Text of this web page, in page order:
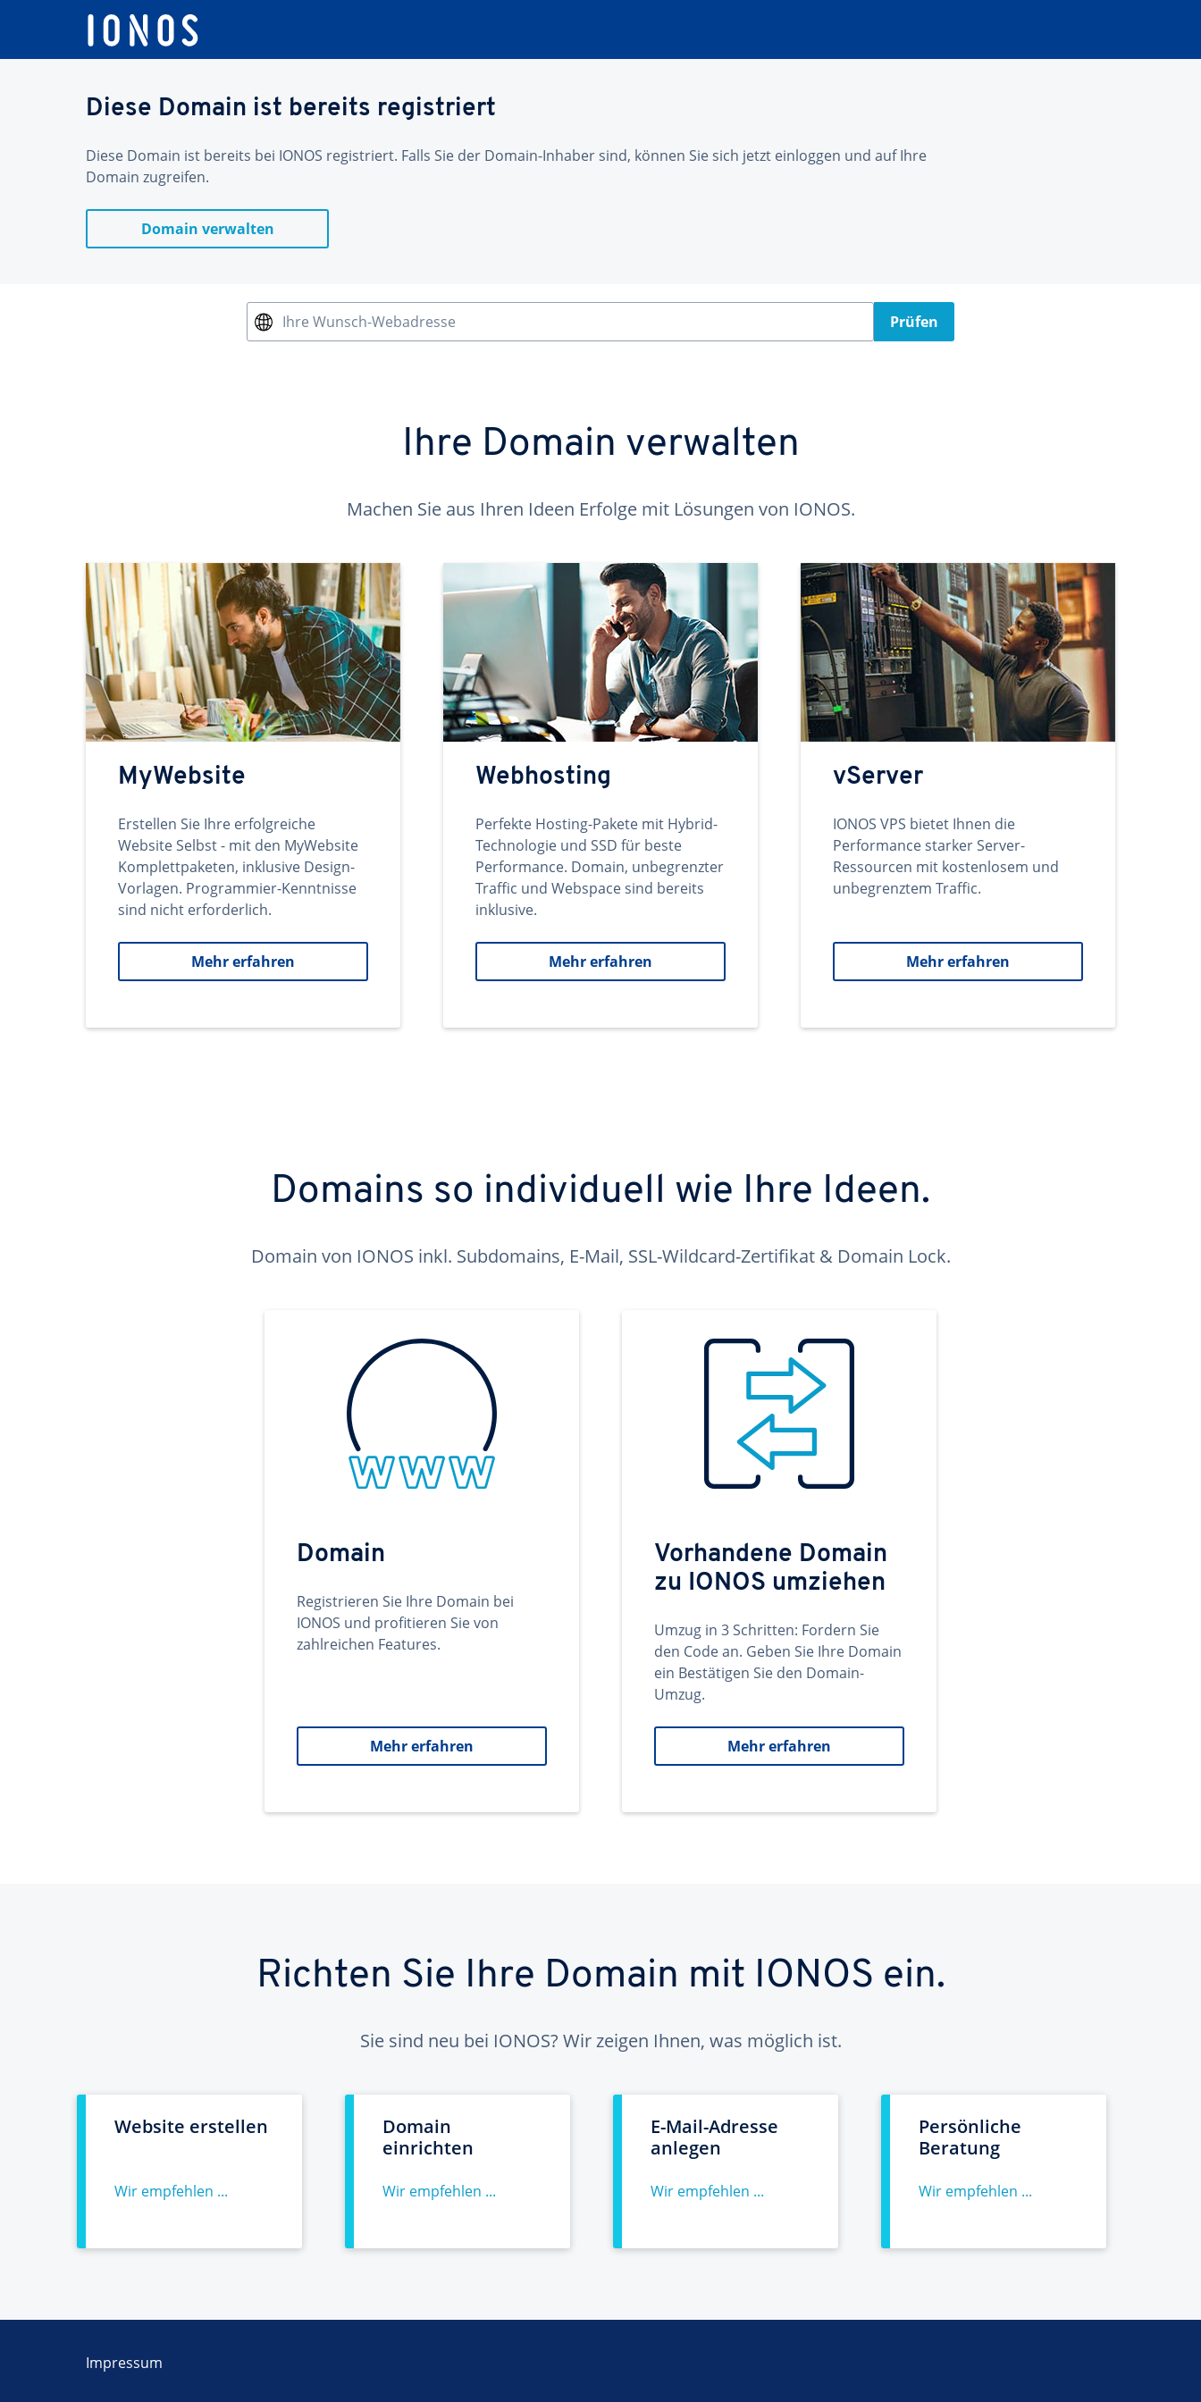
Diese Domain ist bereits registriert
Diese Domain ist bereits bei IONOS registriert. Falls Sie der Domain-Inhaber sind, können Sie sich jetzt einloggen und auf Ihre
Domain zugreifen.
Domain verwalten
Ihre Wunsch-Webadresse Prüfen
Ihre Domain verwalten
Machen Sie aus Ihren Ideen Erfolge mit Lösungen von IONOS.
MyWebsite
Erstellen Sie Ihre erfolgreiche
Website Selbst - mit den MyWebsite
Komplettpaketen, inklusive Design-
Vorlagen. Programmier-Kenntnisse
sind nicht erforderlich.
Mehr erfahren
Webhosting
Perfekte Hosting-Pakete mit Hybrid-
Technologie und SSD für beste
Performance. Domain, unbegrenzter
Traffic und Webspace sind bereits
inklusive.
Mehr erfahren
vServer
IONOS VPS bietet Ihnen die
Performance starker Server-
Ressourcen mit kostenlosem und
unbegrenztem Traffic.
Mehr erfahren
Domains so individuell wie Ihre Ideen.
Domain von IONOS inkl. Subdomains, E-Mail, SSL-Wildcard-Zertifikat & Domain Lock.
Domain
Registrieren Sie Ihre Domain bei
IONOS und profitieren Sie von
zahlreichen Features.
Mehr erfahren
Vorhandene Domain
zu IONOS umziehen
Umzug in 3 Schritten: Fordern Sie
den Code an. Geben Sie Ihre Domain
ein Bestätigen Sie den Domain-
Umzug.
Mehr erfahren
Richten Sie Ihre Domain mit IONOS ein.
Sie sind neu bei IONOS? Wir zeigen Ihnen, was möglich ist.
Website erstellen
Wir empfehlen ...
Domain
einrichten
Wir empfehlen ...
E-Mail-Adresse
anlegen
Wir empfehlen ...
Persönliche
Beratung
Wir empfehlen ...
Impressum